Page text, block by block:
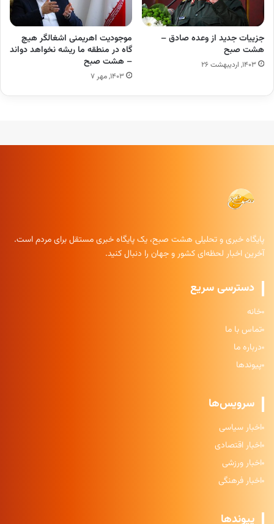
جزییات جدید از وعده صادق –
هشت صبح
۱۴۰۳, اردیبهشت ۲۶
موجودیت اهریمنی اشغالگر هیچ
گاه در منطقه ما ریشه نخواهد دواند
– هشت صبح
۱۴۰۳, مهر ۷
پایگاه خبری و تحلیلی هشت صبح، یک پایگاه خبری مستقل برای مردم است.
آخرین اخبار لحظه‌ای کشور و جهان را دنبال کنید.
دسترسی سریع
خانه
تماس با ما
درباره ما
پیوندها
سرویس‌ها
اخبار سیاسی
اخبار اقتصادی
اخبار ورزشی
اخبار فرهنگی
پیوندها